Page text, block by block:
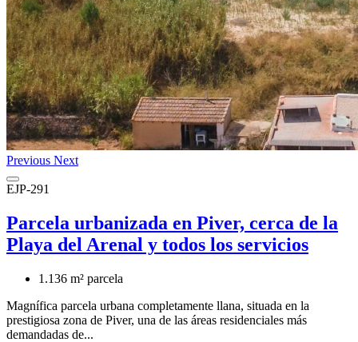
Previous Next
EJP-291
Parcela urbanizada en Piver, cerca de la
Playa del Arenal y todos los servicios
1.136 m² parcela
Magnífica parcela urbana completamente llana, situada en la
prestigiosa zona de Piver, una de las áreas residenciales más
demandadas de...